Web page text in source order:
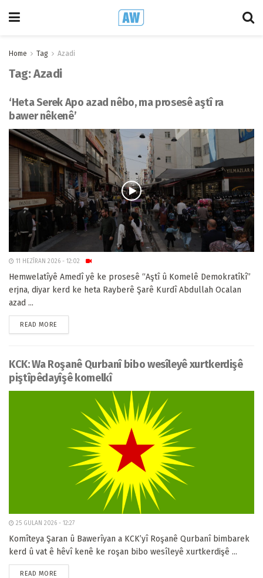
Home Tag Azadi
Tag:Azadi
‘Heta Serek Apo azad nêbo, ma prosesê aştî ra
bawer nêkenê’
11 HEZÎRAN 2026 - 12:02
Hemwelatîyê Amedî yê ke prosesê “Aştî û Komelê Demokratîkî”
erjna, diyar kerd ke heta Rayberê Şarê Kurdî Abdullah Ocalan
azad ...
READ MORE
KCK: Wa Roşanê Qurbanî bibo wesîleyê xurtkerdişê
piştîpêdayîşê komelkî
25 GULAN 2026 - 12:27
Komîteya Şaran û Bawerîyan a KCK’yî Roşanê Qurbanî bimbarek
kerd û vat ê hêvî kenê ke roşan bibo wesîleyê xurtkerdişê ...
READ MORE